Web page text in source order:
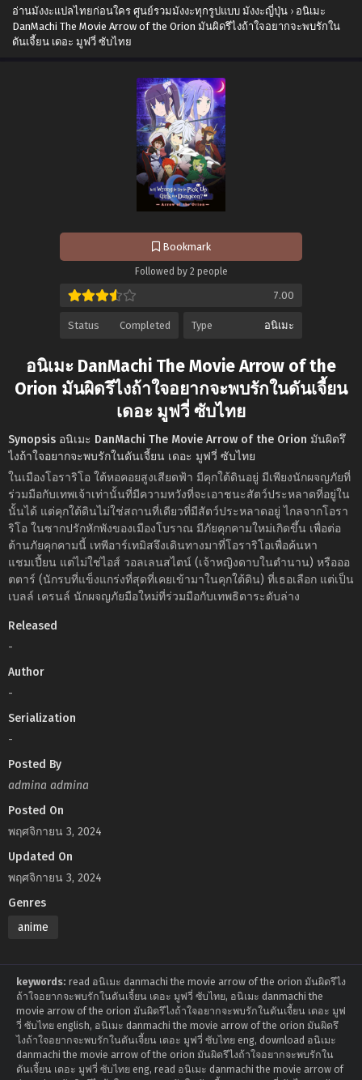
อ่านมังงะแปลไทยก่อนใคร ศูนย์รวมมังงะทุกรูปแบบ มังงะญี่ปุ่น › อนิเมะ
DanMachi The Movie Arrow of the Orion มันผิดรึไงถ้าใจอยากจะพบรักใน
ดันเจี้ยน เดอะ มูฟวี่ ซับไทย
Bookmark
Followed by 2 people
7.00
Status Completed Type อนิเมะ
อนิเมะ DanMachi The Movie Arrow of the
Orion มันผิดรึไงถ้าใจอยากจะพบรักในดันเจี้ยน
เดอะ มูฟวี่ ซับไทย
Synopsis อนิเมะ DanMachi The Movie Arrow of the Orion มันผิดรึ
ไงถ้าใจอยากจะพบรักในดันเจี้ยน เดอะ มูฟวี่ ซับไทย
ในเมืองโอราริโอ ใต้หอคอยสูงเสียดฟ้า มีคุกใต้ดินอยู่ มีเพียงนักผจญภัยที่
ร่วมมือกับเทพเจ้าเท่านั้นที่มีความหวังที่จะเอาชนะสัตว์ประหลาดที่อยู่ใน
นั้นได้ แต่คุกใต้ดินไม่ใช่สถานที่เดียวที่มีสัตว์ประหลาดอยู่ ไกลจากโอรา
ริโอ ในซากปรักหักพังของเมืองโบราณ มีภัยคุกคามใหม่เกิดขึ้น เพื่อต่อ
ต้านภัยคุกคามนี้ เทพีอาร์เทมิสจึงเดินทางมาที่โอราริโอเพื่อค้นหา
แชมเปี้ยน แต่ไม่ใช่ไอส์ วอลเลนสไตน์ (เจ้าหญิงดาบในตำนาน) หรือออ
ตตาร์ (นักรบที่แข็งแกร่งที่สุดที่เคยเข้ามาในคุกใต้ดิน) ที่เธอเลือก แต่เป็น
เบลล์ เครนล์ นักผจญภัยมือใหม่ที่ร่วมมือกับเทพธิดาระดับล่าง
Released
-
Author
-
Serialization
-
Posted By
admina admina
Posted On
พฤศจิกายน 3, 2024
Updated On
พฤศจิกายน 3, 2024
Genres
anime
keywords: read อนิเมะ danmachi the movie arrow of the orion มันผิดรึไง
ถ้าใจอยากจะพบรักในดันเจี้ยน เดอะ มูฟวี่ ซับไทย, อนิเมะ danmachi the
movie arrow of the orion มันผิดรึไงถ้าใจอยากจะพบรักในดันเจี้ยน เดอะ มูฟ
วี่ ซับไทย english, อนิเมะ danmachi the movie arrow of the orion มันผิดรึ
ไงถ้าใจอยากจะพบรักในดันเจี้ยน เดอะ มูฟวี่ ซับไทย eng, download อนิเมะ
danmachi the movie arrow of the orion มันผิดรึไงถ้าใจอยากจะพบรักใน
ดันเจี้ยน เดอะ มูฟวี่ ซับไทย eng, read อนิเมะ danmachi the movie arrow of